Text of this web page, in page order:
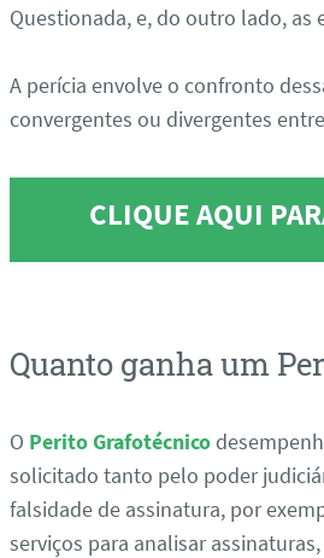
Questionada, e, do outro lado, as
A perícia envolve o confronto
convergentes ou divergentes
CLIQUE AQUI
Quanto ganha um
O Perito Grafotécnico
solicitado tanto pelo poder
falsidade de assinatura, por
serviços para analisar